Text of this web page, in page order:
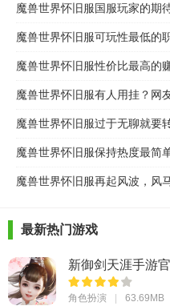
魔兽世界怀旧服国服玩家的期
魔兽世界怀旧服性价比最高的
魔兽世界怀旧服有人用挂？网
最新热门游戏
新御剑天涯手游
角色扮演 63.69MB